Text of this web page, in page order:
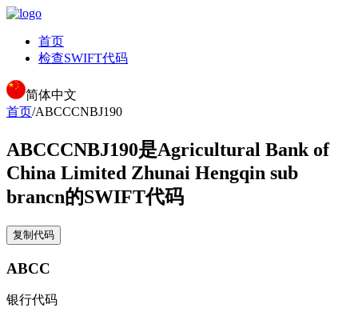
首页
检查SWIFT代码
简体中文
首页/ABCCCNBJ190
ABCCCNBJ190是Agricultural Bank of
China Limited Zhunai Hengqin sub
brancn的SWIFT代码
复制代码
ABCC
银行代码